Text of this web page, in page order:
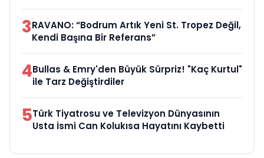
3RAVANO: “Bodrum Artık Yeni St. Tropez Değil,
Kendi Başına Bir Referans”
4Bullas & Emry'den Büyük Sürpriz! "Kaç Kurtul"
ile Tarz Değiştirdiler
5Türk Tiyatrosu ve Televizyon Dünyasının
Usta İsmi Can Kolukısa Hayatını Kaybetti